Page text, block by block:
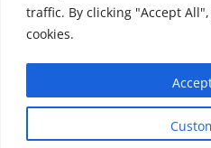
traffic. By clicking "Accept
cookies.
Copyright © 2025
Questo blog non è una
viene aggiornato senza
pertanto considerarsi un
della legge n. 62 del